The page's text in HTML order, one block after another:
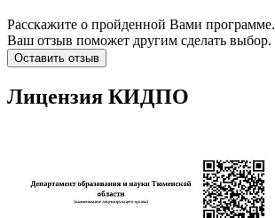
Расскажите о пройденной Вами программе.
Ваш отзыв поможет другим сделать выбор.
Оставить отзыв
Лицензия КИДПО